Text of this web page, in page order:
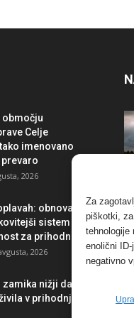
Za
piškotki,
tehnologije
enolični
negativno
območju
Celje
imenovano
prevaro
2026
obnova po
sistem in
za prihodnost
2026
nižji davek
v prihodnje